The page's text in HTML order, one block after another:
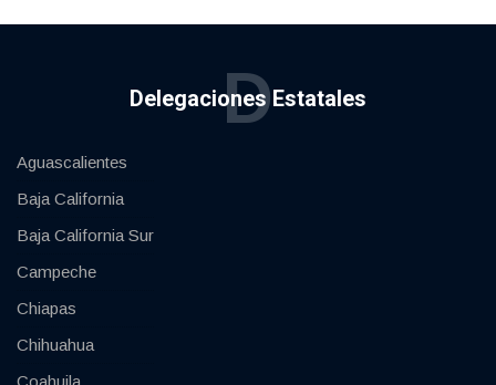
Delegaciones Estatales
D
Aguascalientes
Baja California
Baja California Sur
Campeche
Chiapas
Chihuahua
Coahuila